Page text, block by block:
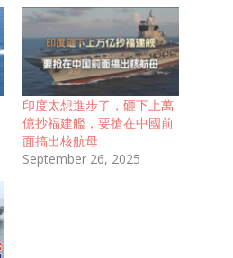
印度太想進步了，砸下上萬
億抄福建艦，要搶在中國前
面搞出核航母
September 26, 2025